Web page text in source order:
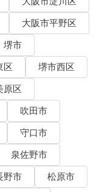
大阪市平野区
堺市
区
堺市西区
原区
吹田市
守口市
泉佐野市
野市
松原市